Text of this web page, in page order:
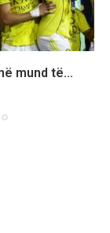
mund të...